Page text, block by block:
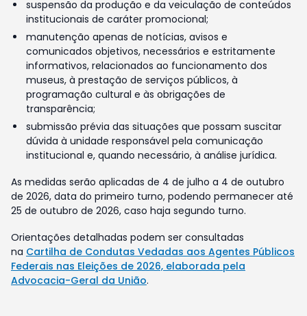
suspensão da produção e da veiculação de conteúdos
institucionais de caráter promocional;
manutenção apenas de notícias, avisos e
comunicados objetivos, necessários e estritamente
informativos, relacionados ao funcionamento dos
museus, à prestação de serviços públicos, à
programação cultural e às obrigações de
transparência;
submissão prévia das situações que possam suscitar
dúvida à unidade responsável pela comunicação
institucional e, quando necessário, à análise jurídica.
As medidas serão aplicadas de 4 de julho a 4 de outubro
de 2026, data do primeiro turno, podendo permanecer até
25 de outubro de 2026, caso haja segundo turno.
Orientações detalhadas podem ser consultadas
na Cartilha de Condutas Vedadas aos Agentes Públicos
Federais nas Eleições de 2026, elaborada pela
Advocacia-Geral da União.